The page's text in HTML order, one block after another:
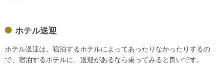
ホテル送迎
ホテル送迎は、宿泊するホテルによってあったりなかったりするの
で、宿泊するホテルに、送迎があるなら乗ってみると良いです。